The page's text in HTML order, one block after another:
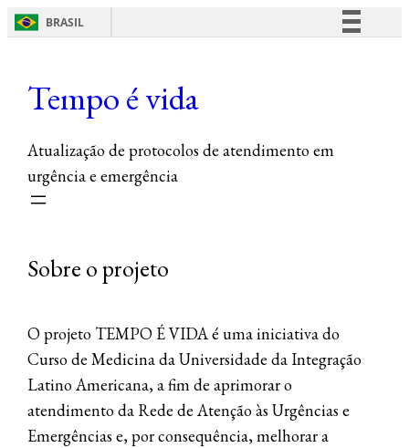
BRASIL
Legislação
Tempo é vida
Atualização de protocolos de atendimento em
urgência e emergência
Sobre o projeto
O projeto TEMPO É VIDA é uma iniciativa do
Curso de Medicina da Universidade da Integração
Latino Americana, a fim de aprimorar o
atendimento da Rede de Atenção às Urgências e
Emergências e, por consequência, melhorar a